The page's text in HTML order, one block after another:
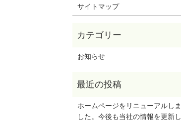
サイトマップ
お知らせ
ホームページをリニューアルしま
した。今後も当社の情報を更新し